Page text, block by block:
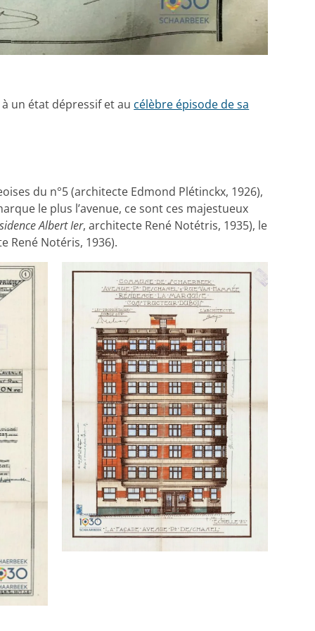
un état dépressif et au célèbre épisode de sa
du n°5 (architecte Edmond Plétinckx, 1926),
le plus l’avenue, ce sont ces majestueux
Albert Ier, architecte René Notétris, 1935), le
René Notéris, 1936).